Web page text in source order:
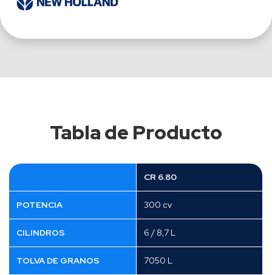
Tabla de Producto
CR 6.80
POTENCIA 300 cv
CILINDROS 6 / 8,7 L
TOLVA DE GRANOS 7050 L